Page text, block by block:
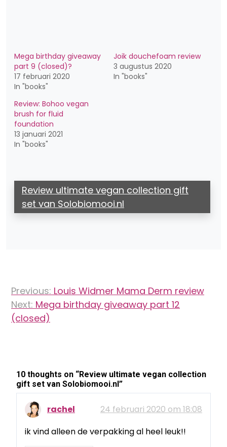
Mega birthday giveaway
part 9 (closed)?
17 februari 2020
In "books"
Joik douchefoam review
3 augustus 2020
In "books"
Review: Bohoo vegan
brush for fluid
foundation
13 januari 2021
In "books"
Review ultimate vegan collection gift
set van Solobiomooi.nl
navigatie
Previous: Louis Widmer Mama Derm review
Next: Mega birthday giveaway part 12
(closed)
10 thoughts on “Review ultimate vegan collection
gift set van Solobiomooi.nl ”
rachel
24 februari 2020 om 18:08
ik vind alleen de verpakking al heel leuk!!